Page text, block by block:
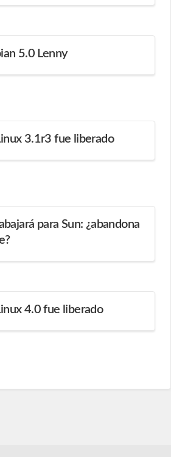
5.0 Lenny
3.1r3 fue liberado
para Sun: ¿abandona
4.0 fue liberado